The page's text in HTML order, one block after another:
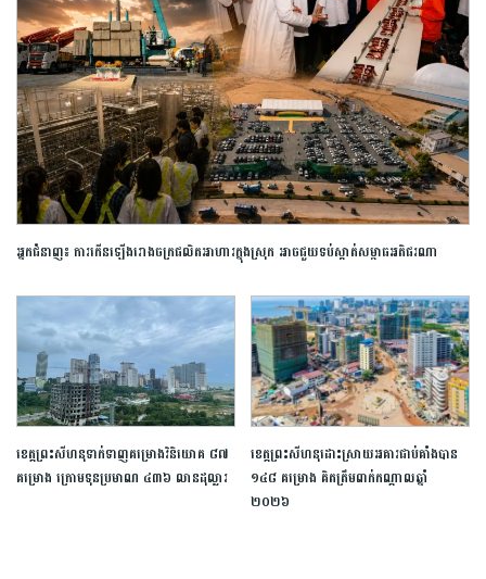
​អ្នកជំនាញ​៖ ​ការ​កើនឡើង​រោងចក្រ​ផលិត​អាហារ​ក្នុង​ស្រុក​ ​អាច​ជួយ​​ទប់ស្កាត់​សម្ពាធ​អតិផរណា
ខេត្ត​ព្រះសីហនុ​ទាក់ទាញ​គម្រោង​វិនិយោគ​ ​៨៧​ ​
គម្រោង​ ក្រោម​ទុន​ប្រមាណ​ ​៤៣៦​ លាន​ដុល្លារ​
ខេត្តព្រះសីហនុដោះស្រាយអគារជាប់គាំងបាន
១៤៨ គម្រោង គិតត្រឹមពាក់កណ្តាលឆ្នាំ
២០២៦